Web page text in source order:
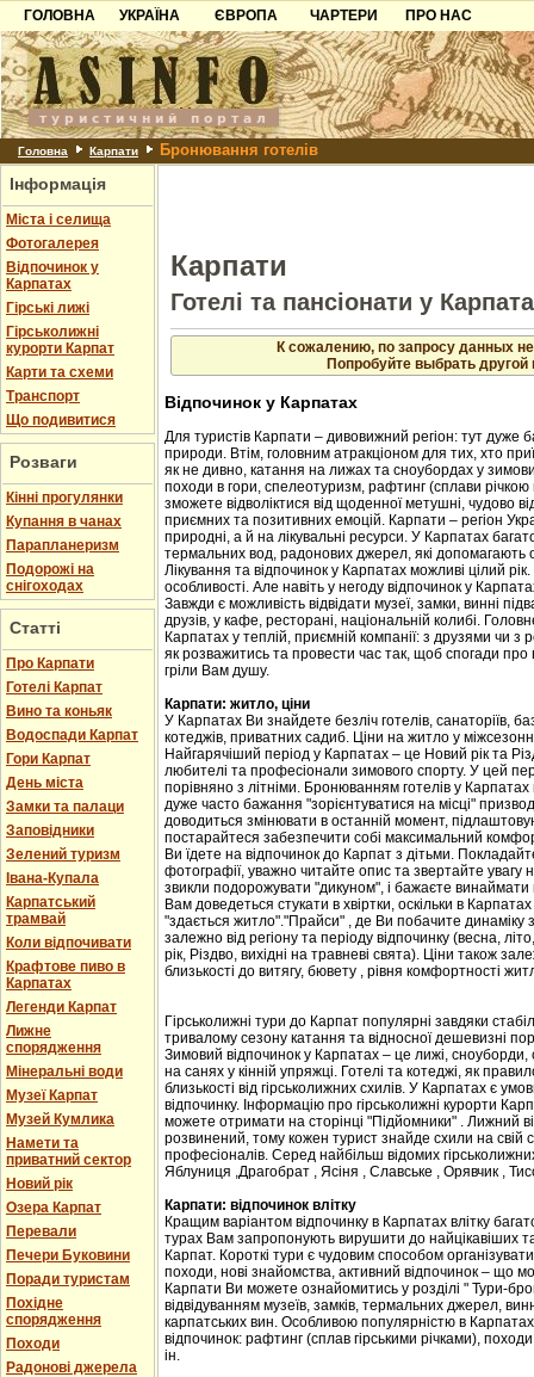
ГОЛОВНА
УКРАЇНА
Карпати
Азов
Причорноморря
Шацьк
ЄВРОПА
Чорногорія
Хорватія
Болгарія
Албанія
ЧАРТЕРИ
ПРО НАС
Контакти
Партнерам
Додати готель
Головна Карпати Бронювання готелів
Інформація
Міста і селища
Фотогалерея
Відпочинок у
Карпатах
Гірські лижі
Гірськолижні
курорти Карпат
Карти та схеми
Транспорт
Що подивитися
Розваги
Кінні прогулянки
Купання в чанах
Парапланеризм
Подорожі на
снігоходах
Статті
Про Карпати
Готелі Карпат
Вино та коньяк
Водоспади Карпат
Гори Карпат
День міста
Замки та палаци
Заповідники
Зелений туризм
Івана-Купала
Карпатський
трамвай
Коли відпочивати
Крафтове пиво в
Карпатах
Легенди Карпат
Лижне
спорядження
Мінеральні води
Музеї Карпат
Музей Кумлика
Намети та
приватний сектор
Новий рік
Озера Карпат
Перевали
Печери Буковини
Поради туристам
Похідне
спорядження
Походи
Радонові джерела
Карпати
Готелі та пансіонати у
К сожалению, по запросу данных
Попробуйте выбрать другой
Відпочинок у Карпатах
Для туристів Карпати – дивовижний регіон: тут дуже
природи. Втім, головним атракціоном для тих, хто
як не дивно, катання на лижах та сноубордах у
походи в гори, спелеотуризм, рафтинг (сплави
зможете відволіктися від щоденної метушні, чудово
приємних та позитивних емоцій. Карпати – регіон
природні, а й на лікувальні ресурси. У Карпатах
термальних вод, радонових джерел, які допомагають
Лікування та відпочинок у Карпатах можливі цілий
особливості. Але навіть у негоду відпочинок у
Завжди є можливість відвідати музеї, замки, винні
друзів, у кафе, ресторані, національній колибі.
Карпатах у теплій, приємній компанії: з друзями чи
як розважитись та провести час так, щоб спогади
гріли Вам душу.
Карпати: житло, ціни
У Карпатах Ви знайдете безліч готелів, санаторіїв,
котеджів, приватних садиб. Ціни на житло у
Найгарячіший період у Карпатах – це Новий рік та
любителі та професіонали зимового спорту. У цей
порівняно з літніми. Бронюванням готелів у
дуже часто бажання "зорієнтуватися на місці"
доводиться змінювати в останній момент,
постарайтеся забезпечити собі максимальний
Ви їдете на відпочинок до Карпат з дітьми.
фотографії, уважно читайте опис та звертайте увагу
звикли подорожувати "дикуном", і бажаєте винаймати
Вам доведеться стукати в хвіртки, оскільки в
"здається житло"."Прайси" , де Ви побачите динаміку
залежно від регіону та періоду відпочинку (весна,
рік, Різдво, вихідні на травневі свята). Ціни також
близькості до витягу, бювету , рівня комфортності
Гірськолижні тури до Карпат популярні завдяки
тривалому сезону катання та відносної дешевизні
Зимовий відпочинок у Карпатах – це лижі, сноуборди,
на санях у кінній упряжці. Готелі та котеджі, як
близькості від гірськолижних схилів. У Карпатах є
відпочинку. Інформацію про гірськолижні курорти
можете отримати на сторінці "Підйомники" . Лижний
розвинений, тому кожен турист знайде схили на свій
професіоналів. Серед найбільш відомих
Яблуниця ,Драгобрат , Ясіня , Славське , Орявчик ,
Карпати: відпочинок влітку
Кращим варіантом відпочинку в Карпатах влітку
турах Вам запропонують вирушити до найцікавіших та
Карпат. Короткі тури є чудовим способом організувати
походи, нові знайомства, активний відпочинок – що
Карпати Ви можете ознайомитись у розділі " Тури-
відвідуванням музеїв, замків, термальних джерел,
карпатських вин. Особливою популярністю в
відпочинок: рафтинг (сплав гірськими річками),
ін.